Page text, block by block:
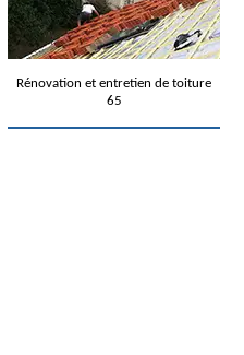
Rénovation et entretien de toiture
65